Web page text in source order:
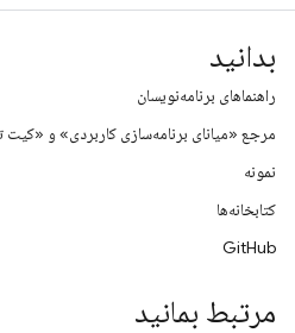
بدانید
راهنماهای برنامه‌نویسان
مرجع «میانای برنامه‌سازی کاربردی» و «کیت
نمونه
کتابخانه‌ها
GitHub
مرتبط بمانید